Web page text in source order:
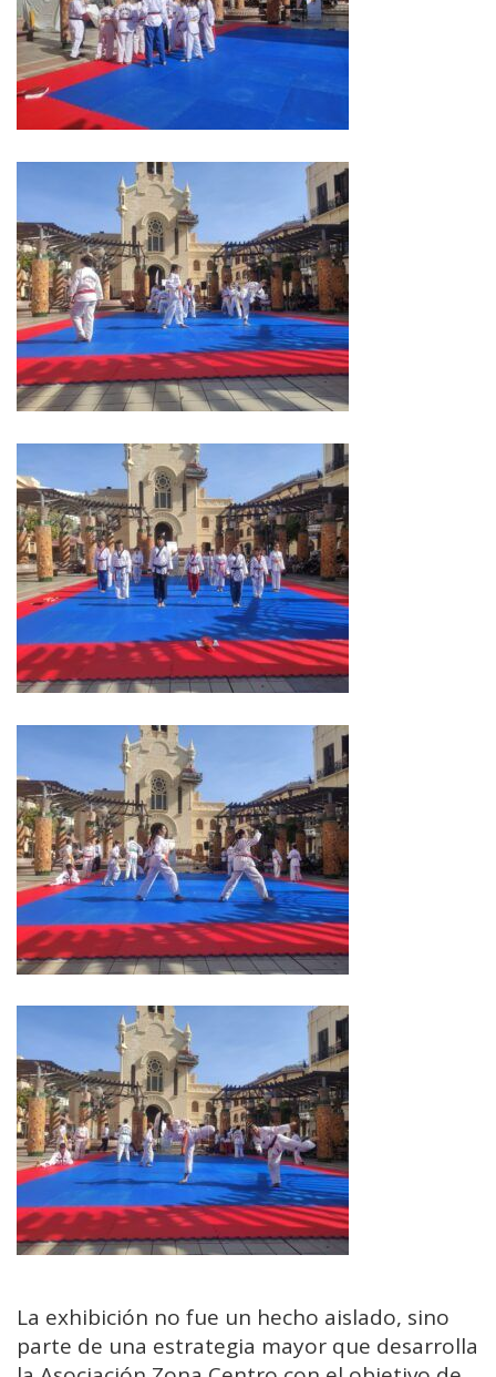
La exhibición no fue un hecho aislado, sino
parte de una estrategia mayor que desarrolla